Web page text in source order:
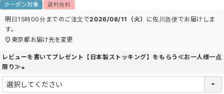
クーポン対象 送料無料
明日15時00分 までのご注文で2026/08/11（火） に佐川急便でお届けしま
す。
東京都 お届け先を変更
レビューを書いてプレゼント【日本製ストッキング】をもらう≪お一人様一点
限り≫
必